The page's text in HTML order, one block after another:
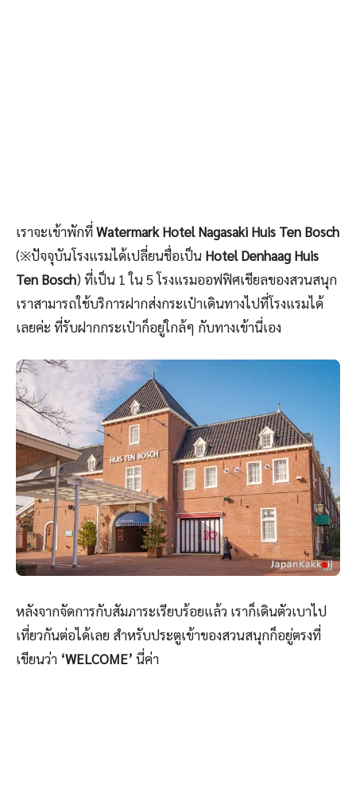
เราจะเข้าพักที่Watermark Hotel Nagasaki Huis Ten Bosch
(※ปัจจุบันโรงแรมได้เปลี่ยนชื่อเป็น Hotel Denhaag Huis
Ten Bosch) ที่เป็น 1 ใน 5 โรงแรมออฟฟิศเชียลของสวนสนุก
เราสามารถใช้บริการฝากส่งกระเป๋าเดินทางไปที่โรงแรมได้
เลยค่ะ ที่รับฝากกระเป๋าก็อยู่ใกล้ๆ กับทางเข้านี่เอง
หลังจากจัดการกับสัมภาระเรียบร้อยแล้ว เราก็เดินตัวเบาไป
เที่ยวกันต่อได้เลย สำหรับประตูเข้าของสวนสนุกก็อยู่ตรงที่
เขียนว่า ‘WELCOME’ นี่ค่า